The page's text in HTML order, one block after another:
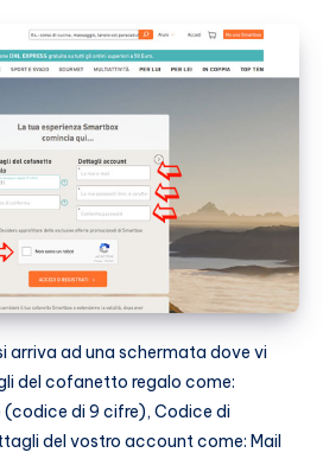
arriva ad una schermata dove vi
del cofanetto regalo come:
(codice di 9 cifre), Codice di
del vostro account come: Mail